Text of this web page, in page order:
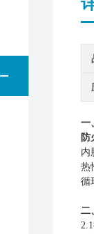
一
防
内
热
循
二